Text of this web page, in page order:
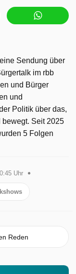
Sendung über
im rbb
und Bürger
und
Politik über das,
bewegt. Seit 2025
5 Folgen
Uhr
Reden